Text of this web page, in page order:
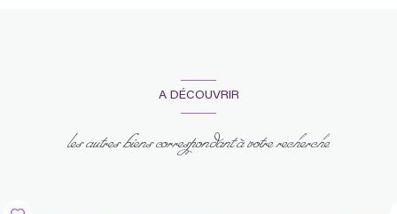
A DÉCOUVRIR
les autres biens correspondant à votre recherche